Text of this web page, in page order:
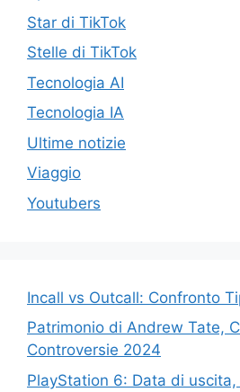
Star di TikTok
Stelle di TikTok
Tecnologia AI
Tecnologia IA
Ultime notizie
Viaggio
Youtubers
Incall vs Outcall: Confronto
Patrimonio di Andrew Tate,
Controversie 2024
PlayStation 6: Data di uscita,